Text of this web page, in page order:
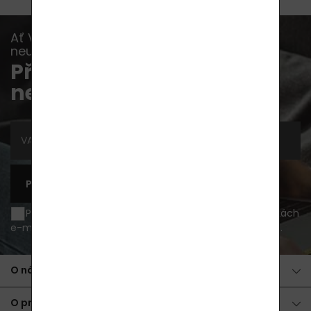
Ať Vám již žádná akce, novinka nebo rada
neunikne...
Přihlaste se k odběru
newsletterů
PŘIHLÁSIT SE K ODBĚRU
Přeji si být informován o novinkách a akčních nabídkách
e-mailem a souhlasím se
.
O nákupu
O produktech